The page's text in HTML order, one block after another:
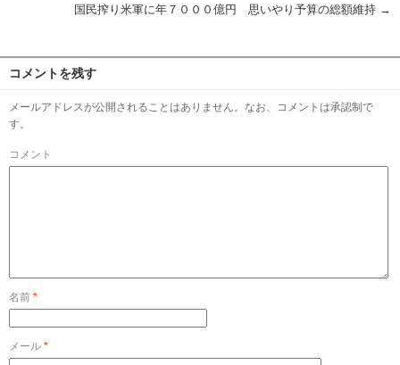
国民搾り米軍に年７０００億円 思いやり予算の総額維持 →
コメントを残す
メールアドレスが公開されることはありません。なお、コメントは承認制で
す。
コメント
名前 *
メール *